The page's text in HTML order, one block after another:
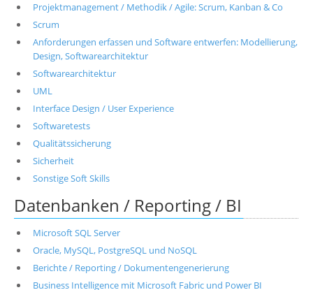
Projektmanagement / Methodik / Agile: Scrum, Kanban & Co
Scrum
Anforderungen erfassen und Software entwerfen: Modellierung,
Design, Softwarearchitektur
Softwarearchitektur
UML
Interface Design / User Experience
Softwaretests
Qualitätssicherung
Sicherheit
Sonstige Soft Skills
Datenbanken / Reporting / BI
Microsoft SQL Server
Oracle, MySQL, PostgreSQL und NoSQL
Berichte / Reporting / Dokumentengenerierung
Business Intelligence mit Microsoft Fabric und Power BI